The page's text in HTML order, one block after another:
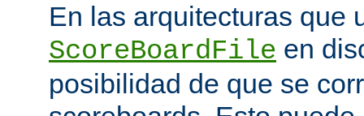
En las arquitecturas que
ScoreBoardFile en
posibilidad de que se